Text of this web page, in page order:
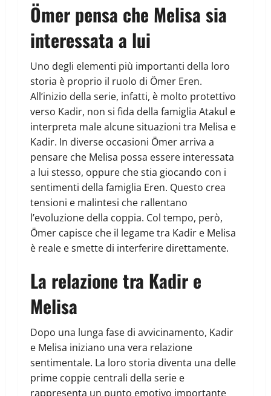
Ömer pensa che Melisa sia
interessata a lui
Uno degli elementi più importanti della loro
storia è proprio il ruolo di Ömer Eren.
All’inizio della serie, infatti, è molto protettivo
verso Kadir, non si fida della famiglia Atakul e
interpreta male alcune situazioni tra Melisa e
Kadir. In diverse occasioni Ömer arriva a
pensare che Melisa possa essere interessata
a lui stesso, oppure che stia giocando con i
sentimenti della famiglia Eren. Questo crea
tensioni e malintesi che rallentano
l’evoluzione della coppia. Col tempo, però,
Ömer capisce che il legame tra Kadir e Melisa
è reale e smette di interferire direttamente.
La relazione tra Kadir e
Melisa
Dopo una lunga fase di avvicinamento, Kadir
e Melisa iniziano una vera relazione
sentimentale. La loro storia diventa una delle
prime coppie centrali della serie e
rappresenta un punto emotivo importante